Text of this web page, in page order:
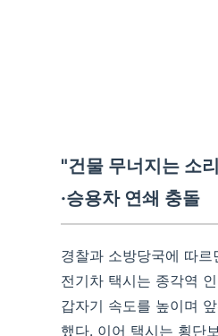
"건물 무너지는 소
·승용차 연쇄 충돌
경찰과 소방당국에 따르
전기차 택시는 종각역
갑자기 속도를 높이며
했다. 이어 택시는 횡단